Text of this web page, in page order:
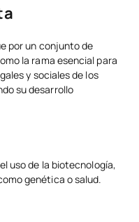
por un conjunto de
la rama esencial para
y sociales de los
su desarrollo
uso de la biotecnología,
genética o salud.